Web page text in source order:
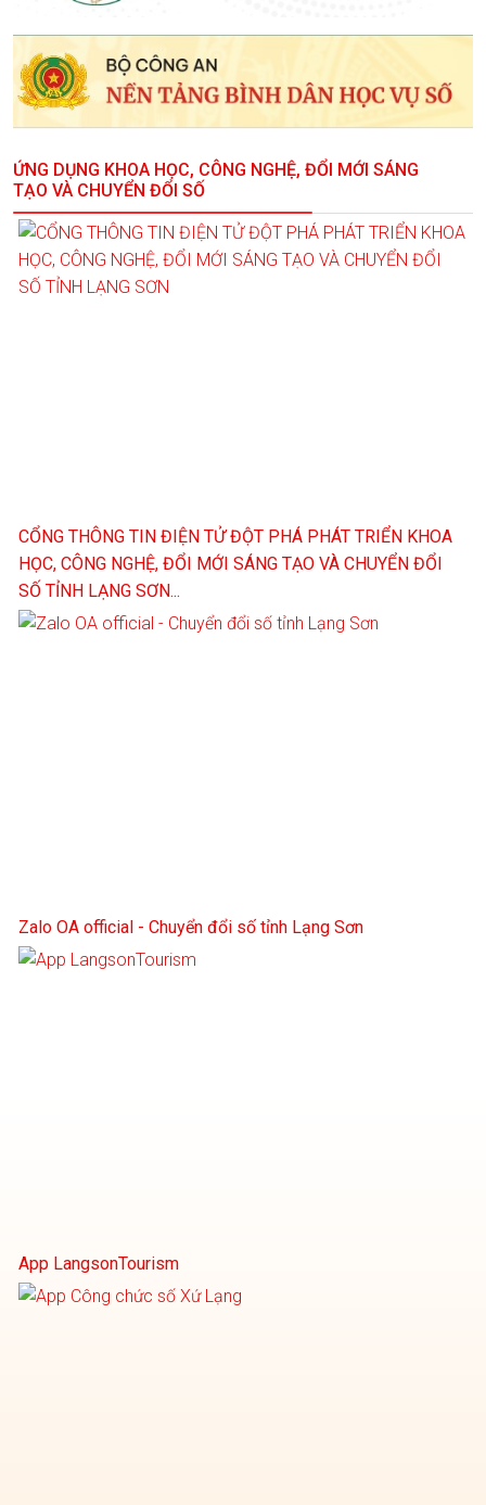
ỨNG DỤNG KHOA HỌC, CÔNG NGHỆ, ĐỔI MỚI SÁNG
TẠO VÀ CHUYỂN ĐỔI SỐ
CỔNG THÔNG TIN ĐIỆN TỬ ĐỘT PHÁ PHÁT TRIỂN KHOA
HỌC, CÔNG NGHỆ, ĐỔI MỚI SÁNG TẠO VÀ CHUYỂN ĐỔI
SỐ TỈNH LẠNG SƠN...
Zalo OA official - Chuyển đổi số tỉnh Lạng Sơn
App LangsonTourism